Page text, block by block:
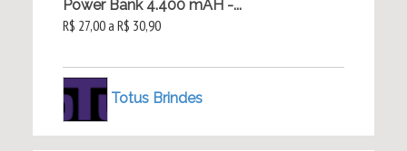
Power Bank 4.400 mAH -...
R$ 27,00 a R$ 30,90
Totus Brindes